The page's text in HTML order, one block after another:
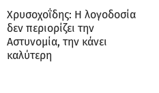
Χρυσοχοΐδης: Η λογοδοσία
δεν περιορίζει την
Αστυνομία, την κάνει
καλύτερη